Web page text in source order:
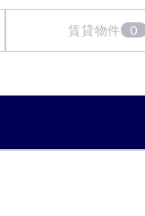
賃貸物件 0